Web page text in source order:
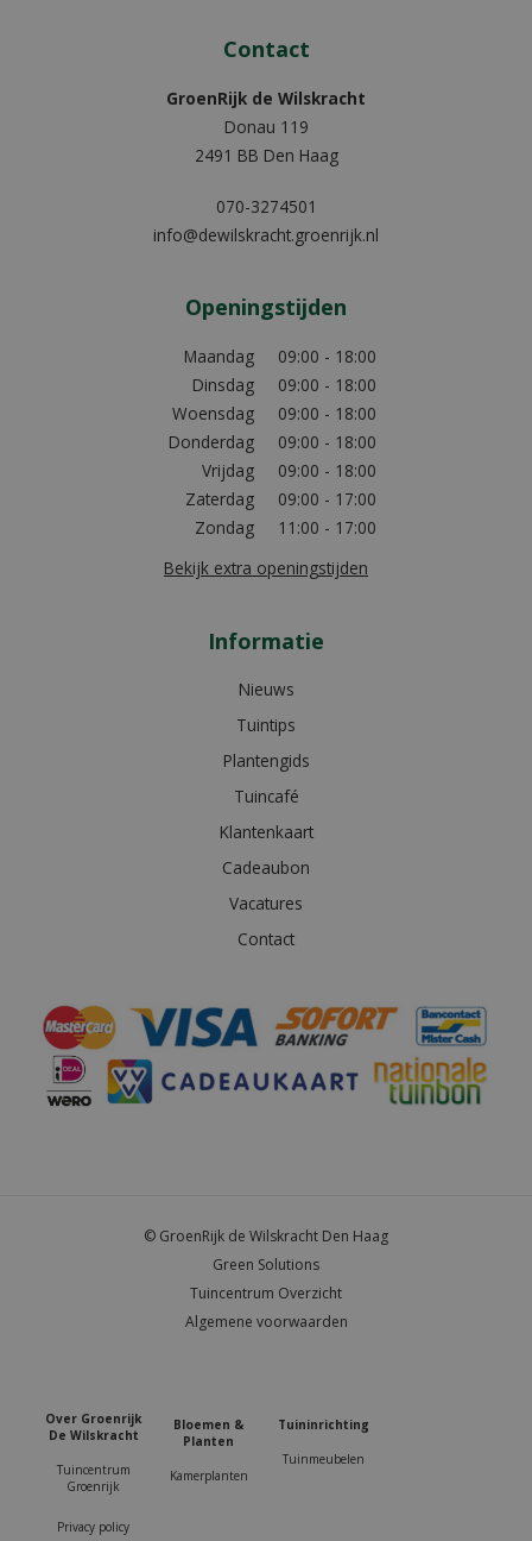
Contact
GroenRijk de Wilskracht
Donau 119
2491 BB Den Haag
070-3274501
info@dewilskracht.groenrijk.nl
Openingstijden
Maandag
09:00 - 18:00
Dinsdag
09:00 - 18:00
Woensdag
09:00 - 18:00
Donderdag
09:00 - 18:00
Vrijdag
09:00 - 18:00
Zaterdag
09:00 - 17:00
Zondag
11:00 - 17:00
Bekijk extra openingstijden
Informatie
Nieuws
Tuintips
Plantengids
Tuincafé
Klantenkaart
Cadeaubon
Vacatures
Contact
© GroenRijk de Wilskracht Den Haag
Green Solutions
Tuincentrum Overzicht
Algemene voorwaarden
Over Groenrijk
De Wilskracht
Tuincentrum
Groenrijk
Privacy policy
Bloemen &
Planten
Kamerplanten
Tuininrichting
Tuinmeubelen